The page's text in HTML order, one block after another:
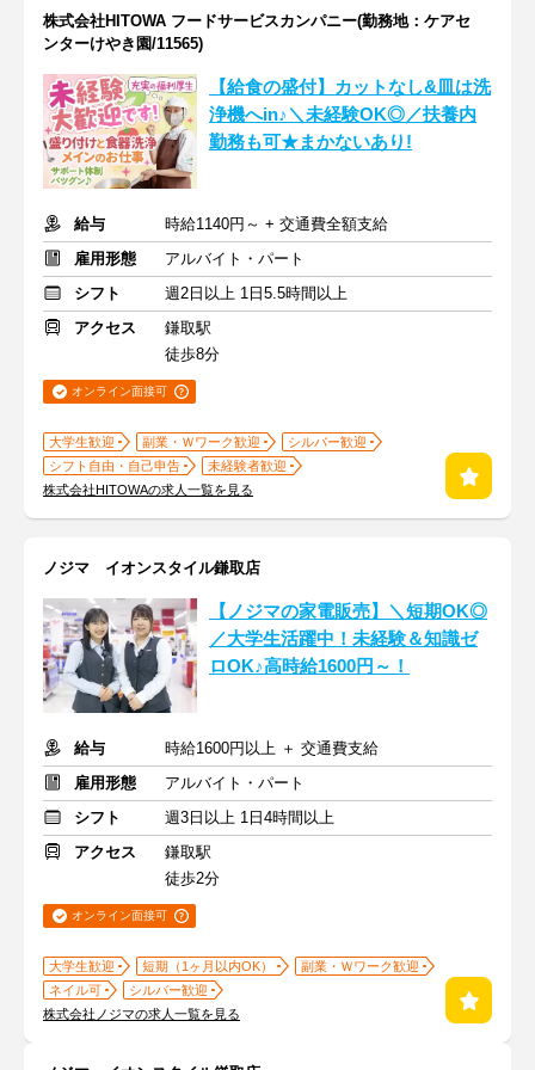
株式会社HITOWA フードサービスカンパニー(勤務地：ケアセ
ンターけやき園/11565)
【給食の盛付】カットなし&皿は洗
浄機へin♪＼未経験OK◎／扶養内
勤務も可★まかないあり!
給与
時給1140円～ + 交通費全額支給
雇用形態
アルバイト・パート
シフト
週2日以上 1日5.5時間以上
アクセス
鎌取駅
徒歩8分
オンライン面接可
大学生歓迎 副業・Ｗワーク歓迎
シルバー歓迎
シフト自由・自己申告
未経験者歓迎
株式会社HITOWAの求人一覧を見る
ノジマ イオンスタイル鎌取店
【ノジマの家電販売】＼短期OK◎
／大学生活躍中！未経験＆知識ゼ
ロOK♪高時給1600円～！
給与
時給1600円以上 ＋ 交通費支給
雇用形態
アルバイト・パート
シフト
週3日以上 1日4時間以上
アクセス
鎌取駅
徒歩2分
オンライン面接可
大学生歓迎 短期（1ヶ月以内OK）
副業・Ｗワーク歓迎
ネイル可
シルバー歓迎
株式会社ノジマの求人一覧を見る